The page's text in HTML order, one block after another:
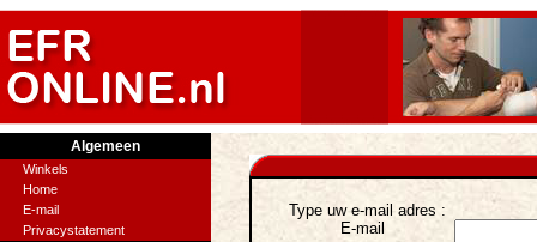
Algemeen
Winkels
Home
E-mail
Privacystatement
Type uw e-mail adres :
E-mail